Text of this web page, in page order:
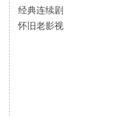
经典连续剧
怀旧老影视